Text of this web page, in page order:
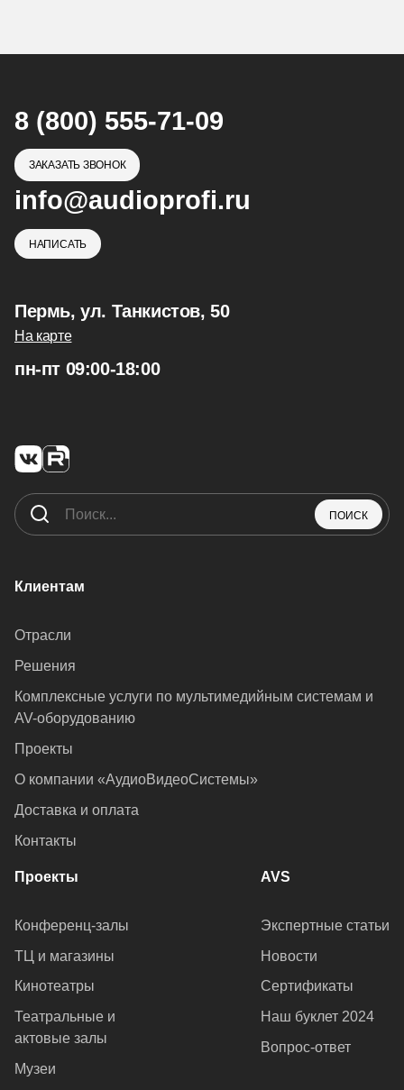
8 (800) 555-71-09
ЗАКАЗАТЬ ЗВОНОК
info@audioprofi.ru
НАПИСАТЬ
Пермь, ул. Танкистов, 50
На карте
пн-пт 09:00-18:00
ПОИСК
Клиентам
Отрасли
Решения
Комплексные услуги по мультимедийным системам и
AV-оборудованию
Проекты
О компании «АудиоВидеоСистемы»
Доставка и оплата
Контакты
Проекты
Конференц-залы
ТЦ и магазины
Кинотеатры
Театральные и
актовые залы
Музеи
AVS
Экспертные статьи
Новости
Сертификаты
Наш буклет 2024
Вопрос-ответ